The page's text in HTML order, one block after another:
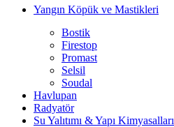
Yangın Köpük ve Mastikleri
Bostik
Firestop
Promast
Selsil
Soudal
Havlupan
Radyatör
Su Yalıtımı & Yapı Kimyasalları